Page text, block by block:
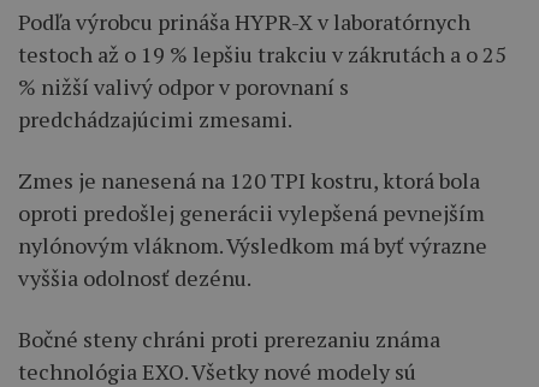
Podľa výrobcu prináša HYPR-X v laboratórnych
testoch až o 19 % lepšiu trakciu v zákrutách a o 25
% nižší valivý odpor v porovnaní s
predchádzajúcimi zmesami.
Zmes je nanesená na 120 TPI kostru, ktorá bola
oproti predošlej generácii vylepšená pevnejším
nylónovým vláknom. Výsledkom má byť výrazne
vyššia odolnosť dezénu.
Bočné steny chráni proti prerezaniu známa
technológia EXO. Všetky nové modely sú